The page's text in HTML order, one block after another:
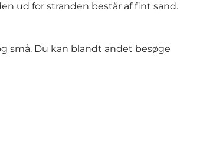
ud for stranden består af fint sand.
små. Du kan blandt andet besøge